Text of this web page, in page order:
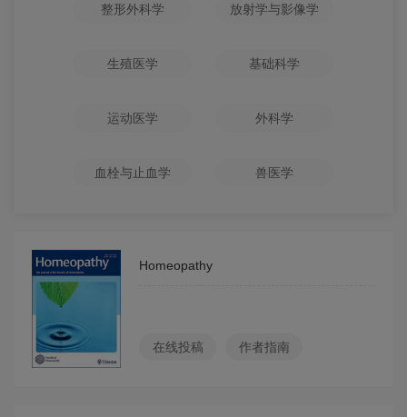
整形外科学 放射学与影像学
生殖医学 基础科学
运动医学 外科学
血栓与止血学 兽医学
Homeopathy
在线投稿 作者指南